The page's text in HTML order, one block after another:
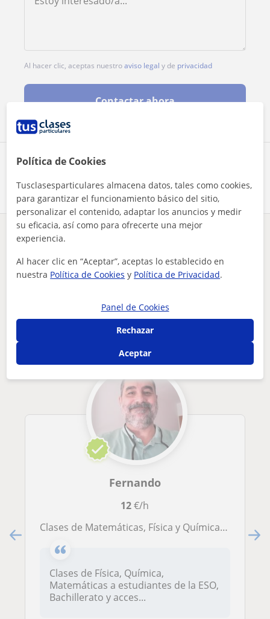
Comparte a este profesor
Al hacer clic, aceptas nuestroaviso legal y de privacidad
Contactar ahora
¿Hay algún error en este perfil?
Tus clases particulares Matemáticas Almería
Garrucha
estudiante de ingeniería de último curso, ofrezco clases pa...
Otros profesores de Matemáticas en
Garrucha que pueden interesarte
Fernando
12€/h
Clases de Matemáticas, Física y Química en Levante de Almería (Garrucha, Mojácar, Vera, Cuevas del Almanzora, Turre, Los Gallardos, Antas)
Clases de Física, Química,
Matemáticas a estudiantes de la ESO,
Bachillerato y acces...
Política de Cookies
Tusclasesparticulares almacena datos, tales como cookies,
para garantizar el funcionamiento básico del sitio,
personalizar el contenido, adaptar los anuncios y medir
su eficacia, así como para ofrecerte una mejor
experiencia.
Al hacer clic en “Aceptar”, aceptas lo establecido en
nuestra Política de Cookies y Política de Privacidad.
Panel de Cookies
Rechazar
Aceptar